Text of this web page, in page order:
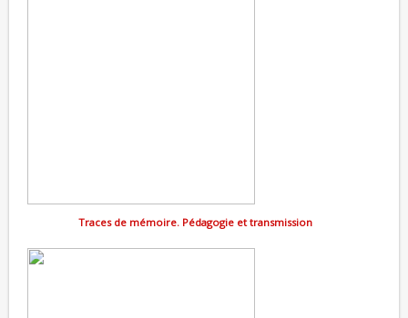
Traces de mémoire. Pédagogie et transmission